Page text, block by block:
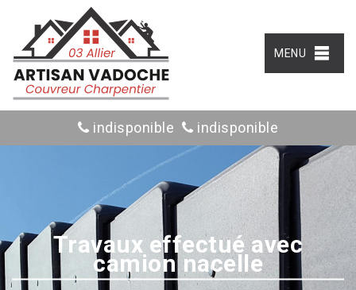
MENU
indisponible indisponible
Travaux effectué avec
camion nacelle